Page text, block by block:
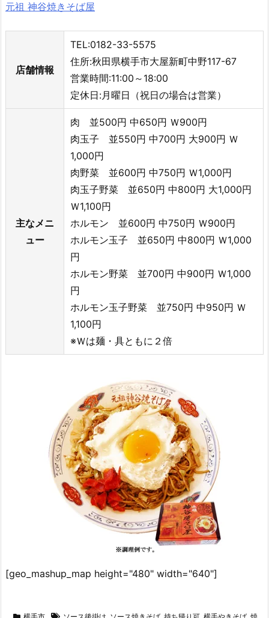
元祖 神谷焼きそば屋
店舗情報
TEL:0182-33-5575
住所:秋田県横手市大屋新町中野117-67
営業時間:11:00～18:00
定休日:月曜日（祝日の場合は営業）
主なメニ
ュー
肉 並500円 中650円 Ｗ900円
肉玉子 並550円 中700円 大900円 Ｗ
1,000円
肉野菜 並600円 中750円 Ｗ1,000円
肉玉子野菜 並650円 中800円 大1,000円
Ｗ1,100円
ホルモン 並600円 中750円 Ｗ900円
ホルモン玉子 並650円 中800円 Ｗ1,000
円
ホルモン野菜 並700円 中900円 Ｗ1,000
円
ホルモン玉子野菜 並750円 中950円 Ｗ
1,100円
※Ｗは麺・具ともに２倍
[geo_mashup_map height="480" width="640"]